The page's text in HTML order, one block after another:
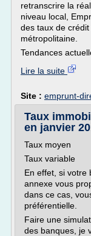
retranscrire la
niveau local,
des taux de
métropolitaine.
Tendances
Lire la suite
Site : emprunt-
Taux
en janvier
Taux moyen
Taux variable
En effet, si votre
annexe vous
dans ce cas,
préférentielle.
Faire une
des banques, je